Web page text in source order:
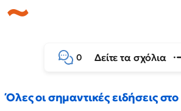
0 Δείτε τα σχόλια
Όλες οι σημαντικές ειδήσεις